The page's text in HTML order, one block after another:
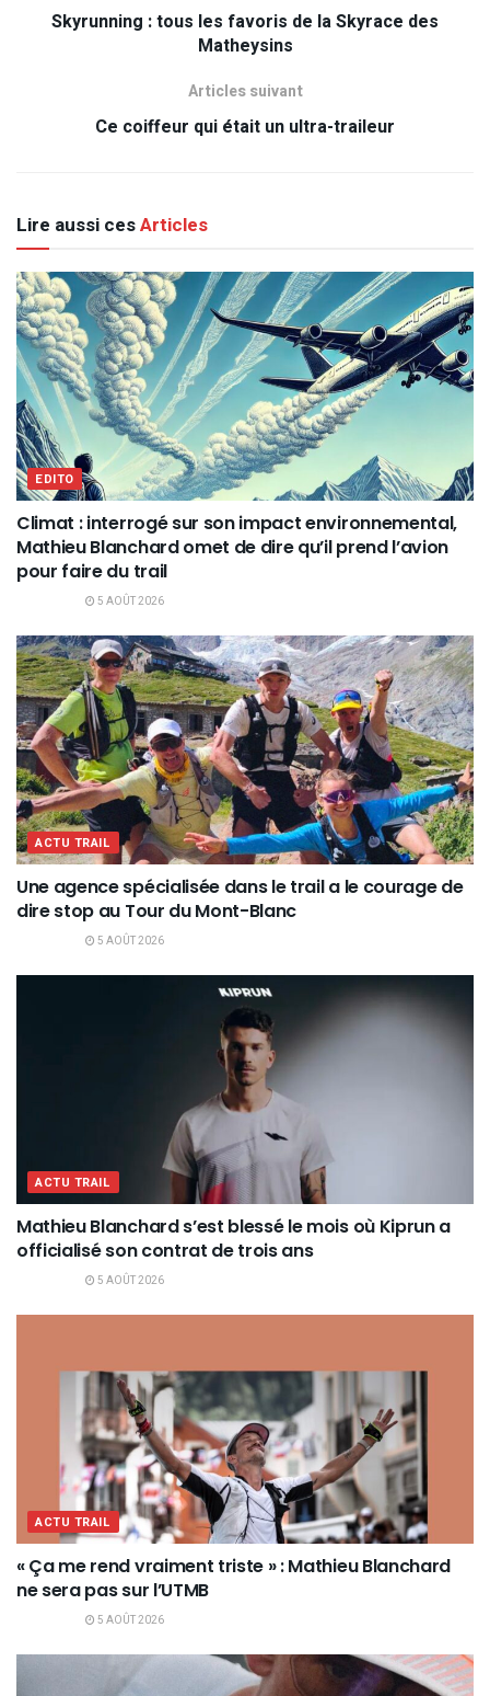
Skyrunning : tous les favoris de la Skyrace des
Matheysins
Articles suivant
Ce coiffeur qui était un ultra-traileur
Lire aussi cesArticles
EDITO
Climat : interrogé sur son impact environnemental,
Mathieu Blanchard omet de dire qu’il prend l’avion
pour faire du trail
5 AOÛT 2026
ACTU TRAIL
Une agence spécialisée dans le trail a le courage de
dire stop au Tour du Mont-Blanc
5 AOÛT 2026
ACTU TRAIL
Mathieu Blanchard s’est blessé le mois où Kiprun a
officialisé son contrat de trois ans
5 AOÛT 2026
ACTU TRAIL
« Ça me rend vraiment triste » : Mathieu Blanchard
ne sera pas sur l’UTMB
5 AOÛT 2026